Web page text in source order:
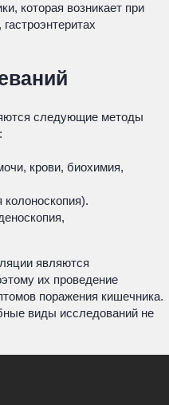
которая возникает при
следующие методы
крови, биохимия,
являются
их проведение
поражения кишечника.
виды исследований не